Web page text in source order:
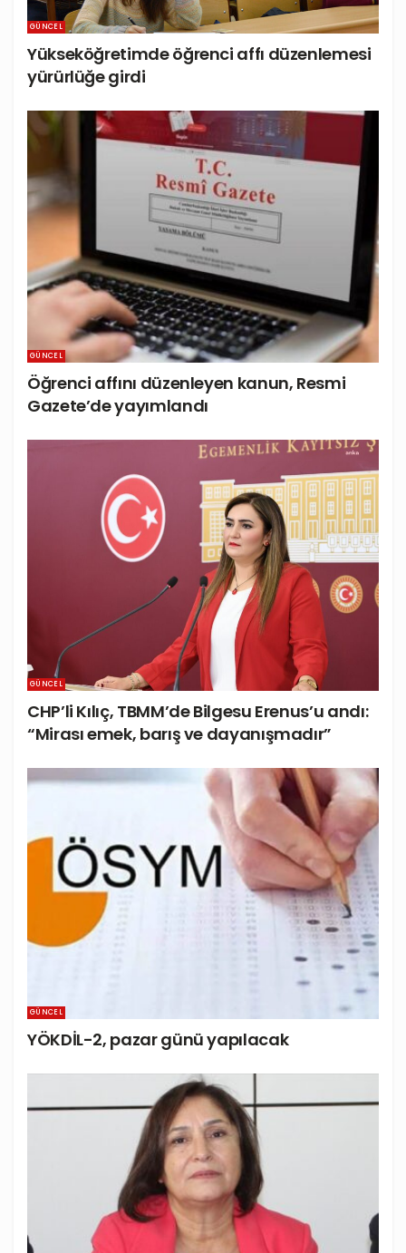
GÜNCEL
Yükseköğretimde öğrenci affı düzenlemesi
yürürlüğe girdi
GÜNCEL
Öğrenci affını düzenleyen kanun, Resmi
Gazete’de yayımlandı
GÜNCEL
CHP’li Kılıç, TBMM’de Bilgesu Erenus’u andı:
“Mirası emek, barış ve dayanışmadır”
GÜNCEL
YÖKDİL-2, pazar günü yapılacak